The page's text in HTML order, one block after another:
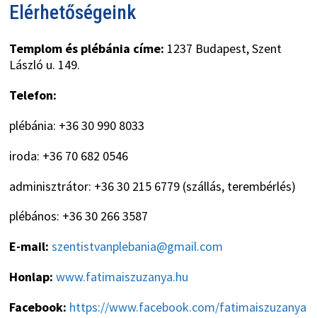
Elérhetőségeink
Templom és plébánia címe: 1237 Budapest, Szent
László u. 149.
Telefon:
plébánia: +36 30 990 8033
iroda: +36 70 682 0546
adminisztrátor: +36 30 215 6779 (szállás, terembérlés)
plébános: +36 30 266 3587
E-mail: szentistvanplebania@gmail.com
Honlap: www.fatimaiszuzanya.hu
Facebook: https://www.facebook.com/fatimaiszuzanya